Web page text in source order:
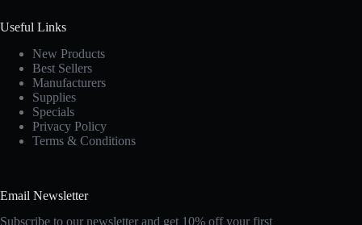
Useful Links
New Products
Best Sellers
Manufacturers
Supplies
Specials
Privacy Policy
Terms & Conditions
Email Newsletter
Subscribe to our newsletter and get 10% off your first